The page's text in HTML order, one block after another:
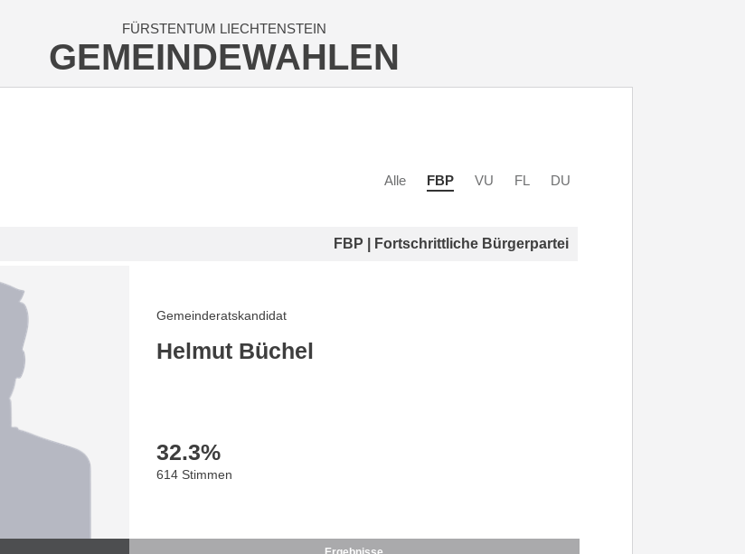
FÜRSTENTUM LIECHTENSTEIN
GEMEINDEWAHLEN
Alle FBP VU FL DU
FBP | Fortschrittliche Bürgerpartei
Gemeinderatskandidat
Helmut Büchel
32.3%
614 Stimmen